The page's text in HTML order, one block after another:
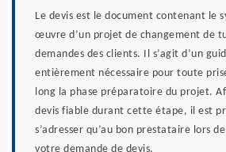
Le devis est le document contenant le
œuvre d’un projet de changement de
demandes des clients. Il s’agit d’un
entièrement nécessaire pour toute
long la phase préparatoire du projet.
devis fiable durant cette étape, il est
s’adresser qu’au bon prestataire lors
votre demande de devis.